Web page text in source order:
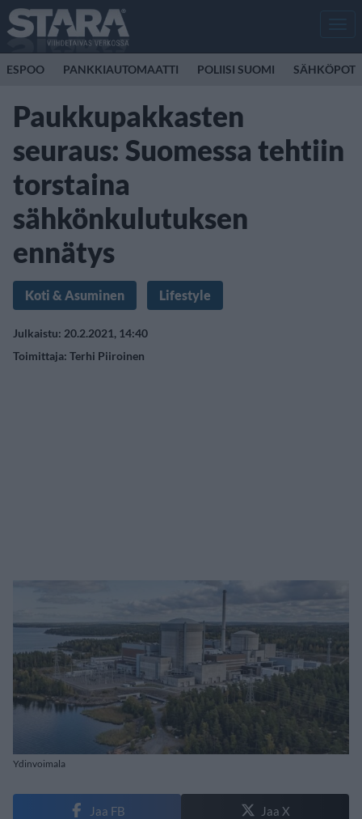
ESPOO PANKKIAUTOMAATTI POLIISI SUOMI
Paukkupakkasten
seuraus: Suomessa tehtiin
torstaina
sähkönkulutuksen
ennätys
Koti & Asuminen Lifestyle
Julkaistu: 20.2.2021, 14:40
Toimittaja: Terhi Piiroinen
Ydinvoimala
Jaa FB Jaa X